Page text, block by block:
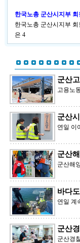
한국노총 군산시지부
한국노총 군산시지부
은 4
군산
고용노
군산
연일 이
군산
군산해
바다
연일 계
군산
군산경